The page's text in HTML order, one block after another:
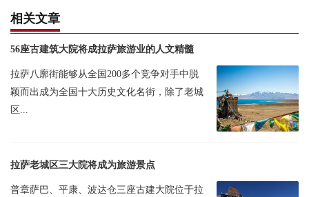
相关文章
56座古建筑大院将成拉萨旅游业的人文精髓
拉萨八廓街能够从全国200多个竞争对手中脱
颖而出成为全国十大历史文化名街，除了老城
区...
拉萨老城区三大院将成为旅游景点
普章萨巴、平康、波达仓三座古建大院位于拉